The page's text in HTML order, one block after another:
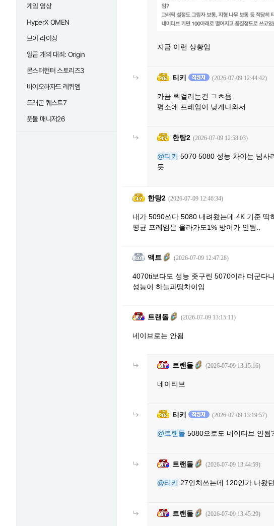
게임 영상
HyperX OMEN
브이 라이징
일곱 개의 대죄: Origin
몬스터헌터 스토리즈3
바이오하자드 레퀴엠
드래곤 퀘스트7
풋볼 매니저26
지금 이런 상황임
티키 (2026-07-09 12:44:42)
가끔 렉걸리는건 ㄱㅊ음
평소에 프레임이 낮게나와서
한탕2 (2026-07-09 12:58:03)
@티키 5070 5080 성능 차이는 넘사
듯
한탕2 (2026-07-09 12:46:34)
내가 5090쓰다 5080 내려왔는데 4K 기준 딱
평균 프레임은 올라가도1% 방어가 안됨..
액트 (2026-07-09 12:47:28)
4070ti보다도 성능 좃구린 5070이라 더군다
성능이 하늘과땅차이임
트랜돌 (2026-07-09 13:15:11)
네이브로는 안됨
트랜돌 (2026-07-09 13:15:16)
네이티브
티키 (2026-07-09 13:19:57)
@트랜돌 5080으로도 네이티브 안됨
트랜돌 (2026-07-09 13:44:59)
@티키 27인치쓰는데 120인가 나왔
트랜돌 (2026-07-09 13:45:29)